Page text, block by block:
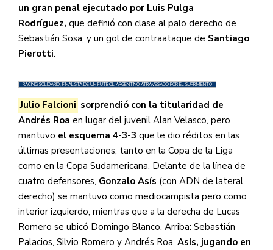
un gran penal ejecutado por Luis Pulga
Rodríguez, que definió con clase al palo derecho de
Sebastián Sosa, y un gol de contraataque de Santiago
Pierotti.
RACING SOLIDARIO, FINALISTA DE UN FÚTBOL ARGENTINO ATRAVESADO POR EL SUFRIMIENTO
Julio Falcioni sorprendió con la titularidad de
Andrés Roa en lugar del juvenil Alan Velasco, pero
mantuvo el esquema 4-3-3 que le dio réditos en las
últimas presentaciones, tanto en la Copa de la Liga
como en la Copa Sudamericana. Delante de la línea de
cuatro defensores, Gonzalo Asís (con ADN de lateral
derecho) se mantuvo como mediocampista pero como
interior izquierdo, mientras que a la derecha de Lucas
Romero se ubicó Domingo Blanco. Arriba: Sebastián
Palacios, Silvio Romero y Andrés Roa. Asís, jugando en